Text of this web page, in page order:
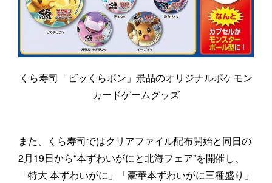
くら寿司「ビッくらポン」景品のオリジナルポケモン
カードゲームグッズ
また、くら寿司ではクリアファイル配布開始と同日の
2月19日から“本ずわいがにと北海フェア”を開催し、
「特大 本ずわいがに」「豪華本ずわいがに三種盛り」